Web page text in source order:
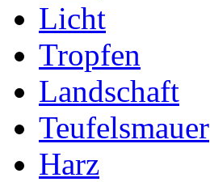
Licht
Tropfen
Landschaft
Teufelsmauer
Harz